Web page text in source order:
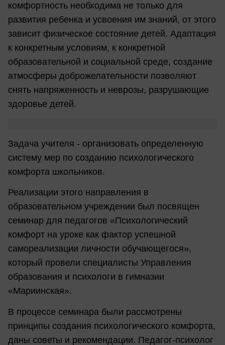
комфортность необходима не только для
развития ребенка и усвоения им знаний, от этого
зависит физическое состояние детей. Адаптация
к конкретным условиям, к конкретной
образовательной и социальной среде, создание
атмосферы доброжелательности позволяют
снять напряженность и неврозы, разрушающие
здоровье детей.
Задача учителя - организовать определенную
систему мер по созданию психологического
комфорта школьников.
Реализации этого направления в
образовательном учреждении был посвящен
семинар для педагогов «Психологический
комфорт на уроке как фактор успешной
самореализации личности обучающегося»,
который провели специалисты Управления
образования и психологи в гимназии
«Мариинская».
В процессе семинара были рассмотрены
принципы создания психологического комфорта,
даны советы и рекомендации. Педагог-психолог